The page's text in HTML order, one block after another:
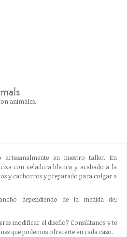
animales.
artesanalmente en nuestro taller. En
con veladura blanca y acabado a la
y cachorros y preparado para colgar a
dependiendo de la medida del
modificar el diseño? Consúltanos y te
que podemos ofrecerte en cada caso.